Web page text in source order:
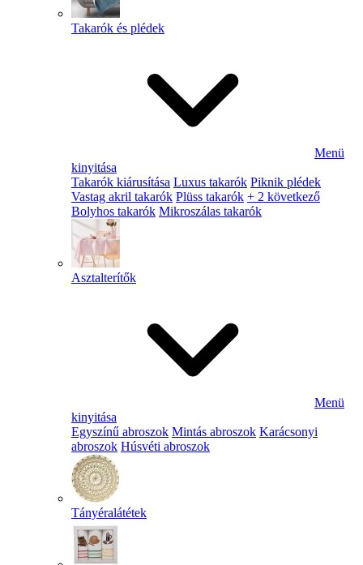
Takarók és plédek
Menü
kinyitása
Takarók kiárusítása Luxus takarók Piknik plédek
Vastag akril takarók Plüss takarók + 2 következő
Bolyhos takarók Mikroszálas takarók
Asztalterítők
Menü
kinyitása
Egyszínű abroszok Mintás abroszok Karácsonyi
abroszok Húsvéti abroszok
Tányéralátétek